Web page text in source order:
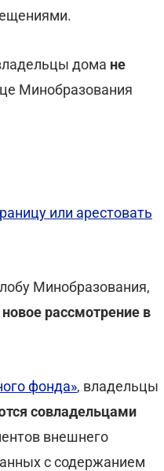
дома не
Минобразования
или арестовать
Минобразования,
рассмотрение в
фонда», владельцы
совладельцами
внешнего
с содержанием